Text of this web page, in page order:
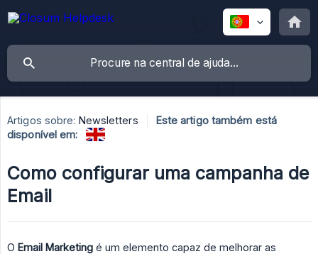
Artigos sobre: Newsletters
Este artigo também está
disponível em:
Como configurar uma campanha de
Email
O Email Marketing é um elemento capaz de melhorar as